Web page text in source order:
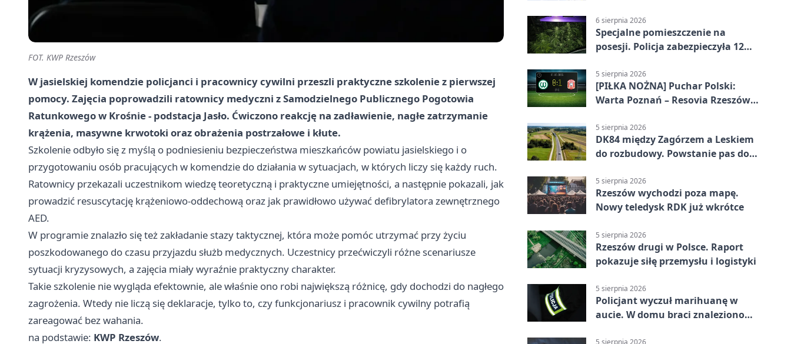
FOT. KWP Rzeszów
W jasielskiej komendzie policjanci i pracownicy cywilni przeszli praktyczne szkolenie z pierwszej
pomocy. Zajęcia poprowadzili ratownicy medyczni z Samodzielnego Publicznego Pogotowia
Ratunkowego w Krośnie - podstacja Jasło. Ćwiczono reakcję na zadławienie, nagłe zatrzymanie
krążenia, masywne krwotoki oraz obrażenia postrzałowe i kłute.
Szkolenie odbyło się z myślą o podniesieniu bezpieczeństwa mieszkańców powiatu jasielskiego i o
przygotowaniu osób pracujących w komendzie do działania w sytuacjach, w których liczy się każdy ruch.
Ratownicy przekazali uczestnikom wiedzę teoretyczną i praktyczne umiejętności, a następnie pokazali, jak
prowadzić resuscytację krążeniowo-oddechową oraz jak prawidłowo używać defibrylatora zewnętrznego
AED.
W programie znalazło się też zakładanie stazy taktycznej, która może pomóc utrzymać przy życiu
poszkodowanego do czasu przyjazdu służb medycznych. Uczestnicy przećwiczyli różne scenariusze
sytuacji kryzysowych, a zajęcia miały wyraźnie praktyczny charakter.
Takie szkolenie nie wygląda efektownie, ale właśnie ono robi największą różnicę, gdy dochodzi do nagłego
zagrożenia. Wtedy nie liczą się deklaracje, tylko to, czy funkcjonariusz i pracownik cywilny potrafią
zareagować bez wahania.
na podstawie: KWP Rzeszów.
6 sierpnia 2026
Specjalne pomieszczenie na
posesji. Policja zabezpieczyła 12
5 sierpnia 2026
[PIŁKA NOŻNA] Puchar Polski:
Warta Poznań – Resovia Rzeszów
pierwszoligowca
5 sierpnia 2026
DK84 między Zagórzem a Leskiem
do rozbudowy. Powstanie pas do
5 sierpnia 2026
Rzeszów wychodzi poza mapę.
Nowy teledysk RDK już wkrótce
5 sierpnia 2026
Rzeszów drugi w Polsce. Raport
pokazuje siłę przemysłu i logistyki
5 sierpnia 2026
Policjant wyczuł marihuanę w
aucie. W domu braci znaleziono
5 sierpnia 2026